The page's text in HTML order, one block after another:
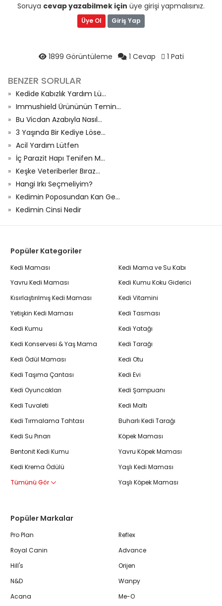
Soruya cevap yazabilmek için üye girişi yapmalısınız.
Üye Ol Giriş Yap
1899 Görüntüleme 1 Cevap 1 Pati
BENZER SORULAR
Kedide Kabızlık Yardım Lü...
Immushield Ürününün Temin...
Bu Vicdan Azabıyla Nasıl...
3 Yaşında Bir Kediye Löse...
Acil Yardım Lütfen
İç Parazit Hapı Tenifen M...
Keşke Veteriberler Bıraz...
Hangi Irkı Seçmeliyim?
Kedimin Poposundan Kan Ge...
Kedimin Cinsi Nedir
Popüler Kategoriler
Kedi Maması
Yavru Kedi Maması
Kısırlaştırılmış Kedi Maması
Yetişkin Kedi Maması
Kedi Kumu
Kedi Konservesi & Yaş Mama
Kedi Ödül Maması
Kedi Taşıma Çantası
Kedi Oyuncakları
Kedi Tuvaleti
Kedi Tırmalama Tahtası
Kedi Su Pınarı
Bentonit Kedi Kumu
Kedi Krema Ödülü
Tümünü Gör
Kedi Mama ve Su Kabı
Kedi Kumu Koku Giderici
Kedi Vitamini
Kedi Tasması
Kedi Yatağı
Kedi Tarağı
Kedi Otu
Kedi Evi
Kedi Şampuanı
Kedi Maltı
Buharlı Kedi Tarağı
Köpek Maması
Yavru Köpek Maması
Yaşlı Kedi Maması
Yaşlı Köpek Maması
Popüler Markalar
Pro Plan
Royal Canin
Hill's
N&D
Acana
Reflex
Advance
Orijen
Wanpy
Me-O